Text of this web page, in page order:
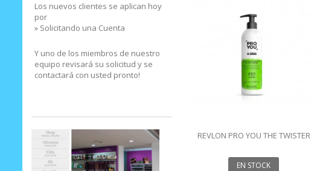
REVLON PRO YOU THE TWISTER
EN STOCK
Los nuevos clientes se aplican hoy
por
» Solicitando una Cuenta
Y uno de los miembros de nuestro
equipo revisará su solicitud y se
contactará con usted pronto!